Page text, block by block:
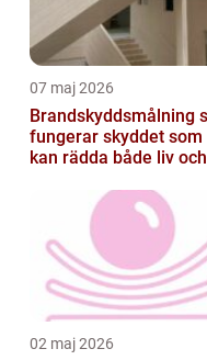
07 maj 2026
Brandskyddsmålning så
fungerar skyddet som
kan rädda både liv och
02 maj 2026